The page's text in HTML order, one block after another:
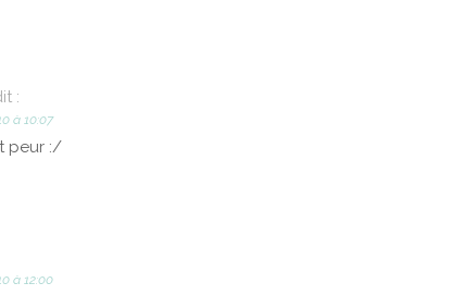
:
à 10:07
peur :/
à 12:00